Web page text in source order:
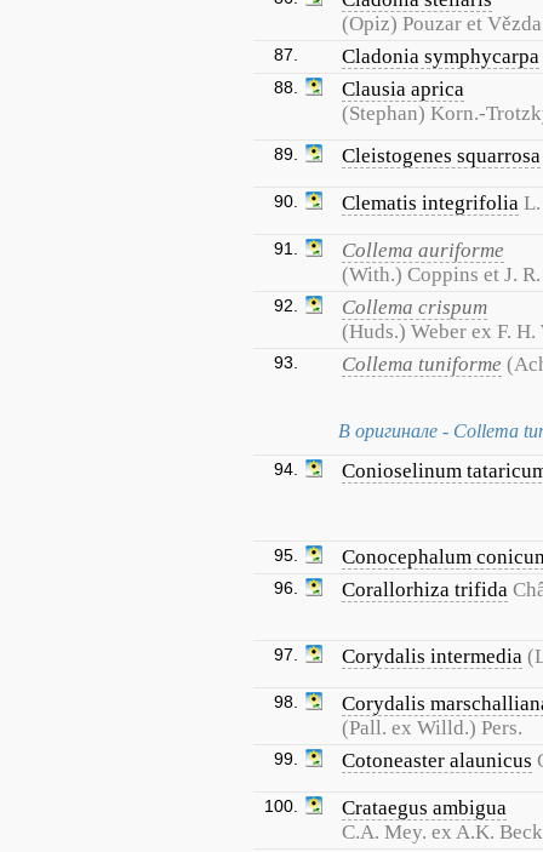
(Opiz) Pouzar et Vězda
87. Cladonia symphycarpa
88.
Clausia aprica
(Stephan) Korn.-
89. Cleistogenes squarrosa
90. Clematis integrifolia L.
91.
Collema auriforme
(With.) Coppins et J.
92.
Collema crispum
(Huds.) Weber ex F. H.
93. Collema tuniforme
В оригинале - Collema
94. Conioselinum
95. Conocephalum
96. Corallorhiza trifida
97. Corydalis intermedia
98.
Corydalis
(Pall. ex Willd.) Pers.
99. Cotoneaster alaunicus
100.
Crataegus ambigua
C.A. Mey. ex A.K.